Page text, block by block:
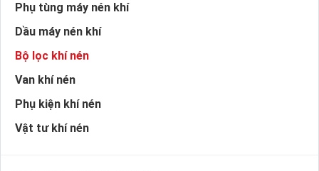
Phụ tùng máy nén khí
Dầu máy nén khí
Bộ lọc khí nén
Van khí nén
Phụ kiện khí nén
Vật tư khí nén